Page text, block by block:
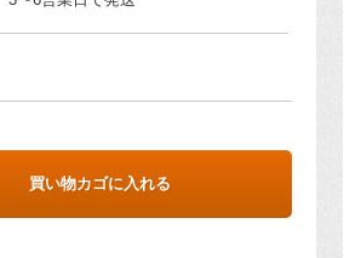
買い物カゴに入れる